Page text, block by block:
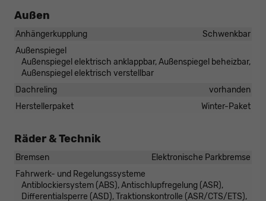
Außen
Anhängerkupplung
Schwenkbar
Außenspiegel
Außenspiegel elektrisch anklappbar, Außenspiegel beheizbar,
Außenspiegel elektrisch verstellbar
Dachreling
vorhanden
Herstellerpaket
Winter-Paket
Räder & Technik
Bremsen
Elektronische Parkbremse
Fahrwerk- und Regelungssysteme
Antiblockiersystem (ABS), Antischlupfregelung (ASR),
Differentialsperre (ASD), Traktionskontrolle (ASR/CTS/ETS),